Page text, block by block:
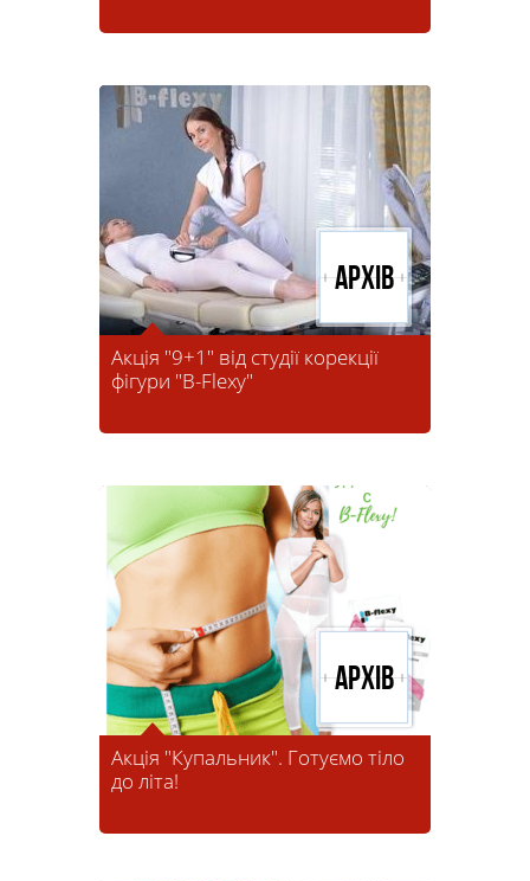
Акція "9+1" від студії корекції
фігури "B-Flexy"
Архів
Акція "Купальник". Готуємо тіло
до літа!
Архів